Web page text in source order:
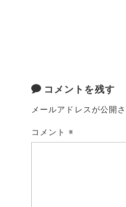
コメントを残す
メールアドレスが公開
コメント ※